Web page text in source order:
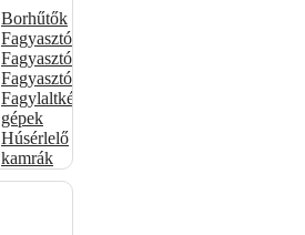
Borhűtők
Fagyasztóasztalok
Fagyasztóládák
Fagyasztószekrények
Fagylaltkészítő
gépek
Húsérlelő
kamrák